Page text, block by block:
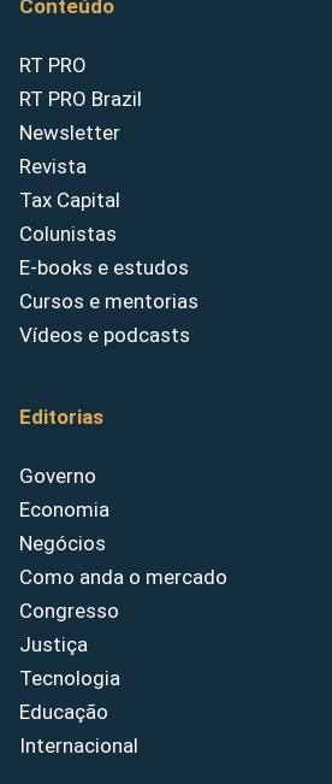
Conteúdo
RT PRO
RT PRO Brazil
Newsletter
Revista
Tax Capital
Colunistas
E-books e estudos
Cursos e mentorias
Vídeos e podcasts
Editorias
Governo
Economia
Negócios
Como anda o mercado
Congresso
Justiça
Tecnologia
Educação
Internacional